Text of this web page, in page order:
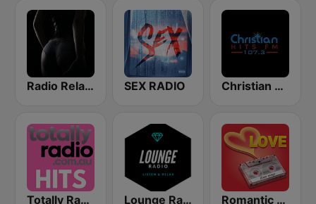
Radio Relax Sensual SEX RADIO Christian Hits FM
Totally Radio Hits Lounge Radio Romantic Vibes